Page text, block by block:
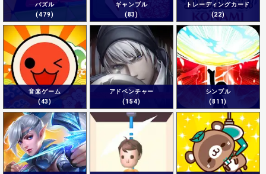
パズル
(479)
ギャンブル
(83)
トレーディングカード
(22)
音楽ゲーム
(43)
アドベンチャー
(154)
シンプル
(811)